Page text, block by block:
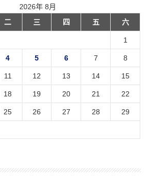
2026年 8月
二 三 四 五 六
1
4 5 6 7 8
11 12 13 14 15
18 19 20 21 22
25 26 27 28 29